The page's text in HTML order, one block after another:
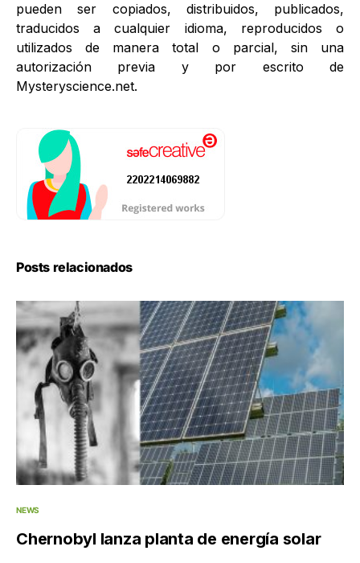
pueden ser copiados, distribuidos, publicados,
traducidos a cualquier idioma, reproducidos o
utilizados de manera total o parcial, sin una
autorización previa y por escrito de
Mysteryscience.net.
Posts relacionados
NEWS
Chernobyl lanza planta de energía solar